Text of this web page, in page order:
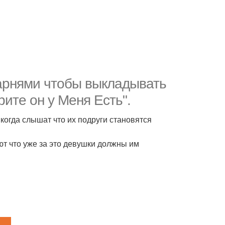
чтобы выкладывать
он у Меня Есть".
слышат что их подруги становятся
что уже за это девушки должны им